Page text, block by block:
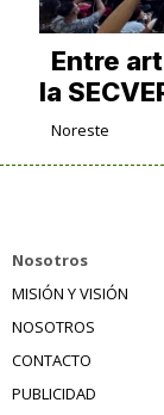
Entre
la
Noreste
Nosotros
MISIÓN Y VISIÓN
NOSOTROS
CONTACTO
PUBLICIDAD